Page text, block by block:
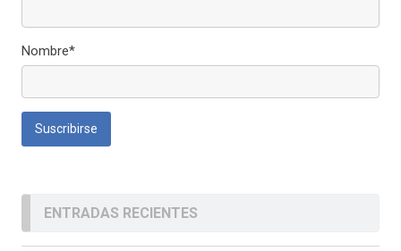
Nombre*
ENTRADAS RECIENTES